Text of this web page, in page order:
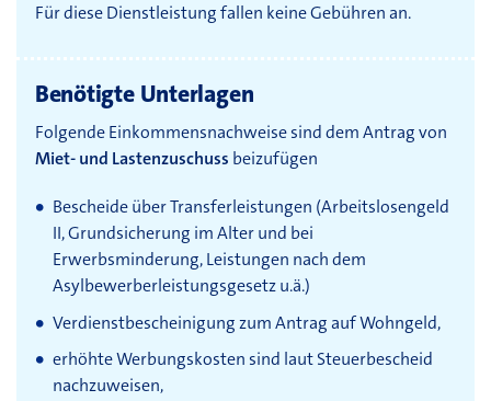
Für diese Dienstleistung fallen keine Gebühren an.
Benötigte Unterlagen
Folgende Einkommensnachweise sind dem Antrag von
Miet- und Lastenzuschuss beizufügen
Bescheide über Transferleistungen (Arbeitslosengeld
II, Grundsicherung im Alter und bei
Erwerbsminderung, Leistungen nach dem
Asylbewerberleistungsgesetzu.ä.)
Verdienstbescheinigung zum Antrag auf Wohngeld,
erhöhte Werbungskosten sind laut Steuerbescheid
nachzuweisen,